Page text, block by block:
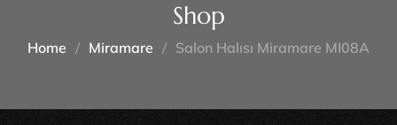
Shop
Home Miramare Salon Halısı Miramare MI08A